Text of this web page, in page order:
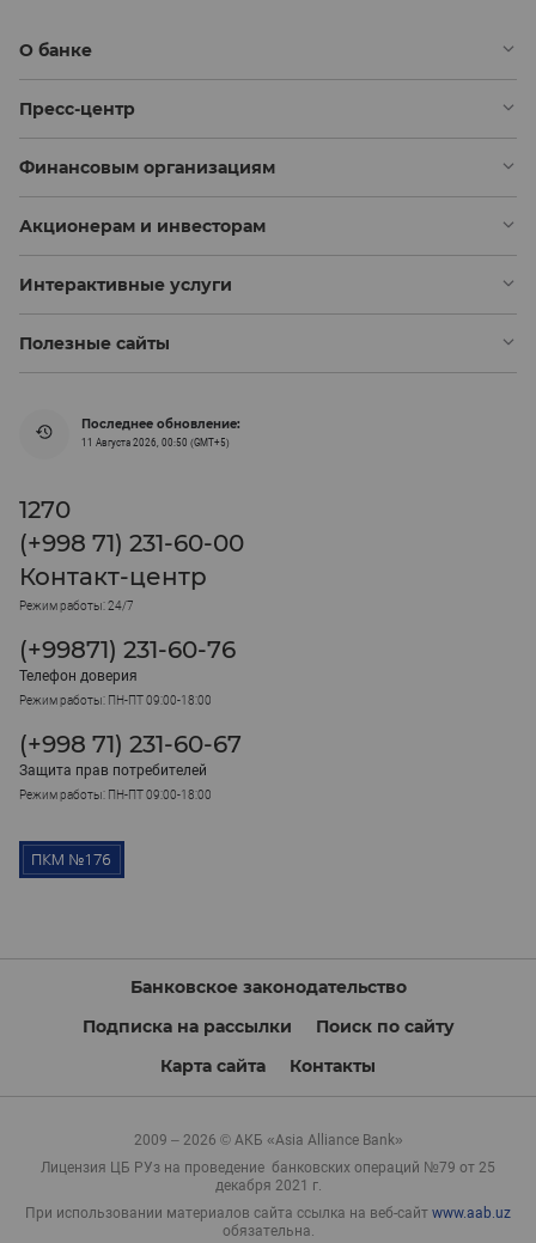
О банке
Пресс-центр
Финансовым организациям
Акционерам и инвесторам
Интерактивные услуги
Полезные сайты
Последнее обновление:
11 Августа 2026, 00:50 (GMT+5)
1270
(+998 71) 231-60-00
Контакт-центр
Режим работы: 24/7
(+99871) 231-60-76
Телефон доверия
Режим работы: ПН-ПТ 09:00-18:00
(+998 71) 231-60-67
Защита прав потребителей
Режим работы: ПН-ПТ 09:00-18:00
Банковское законодательство
Подписка на рассылки
Поиск по сайту
Карта сайта
Контакты
2009 – 2026 © АКБ «Asia Alliance Bank»
Лицензия ЦБ РУз на проведение банковских операций №79 от 25
декабря 2021 г.
При использовании материалов сайта ссылка на веб-сайт www.aab.uz
обязательна.